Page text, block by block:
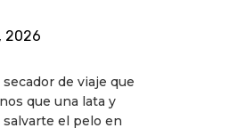
2026
de viaje que
que una lata y
el pelo en